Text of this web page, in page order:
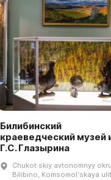
Билибинский
краеведческий музей
Г.С. Глазырина
Chukot·skiy avtonomnyy
Bilibino, Komsomolʹskaya